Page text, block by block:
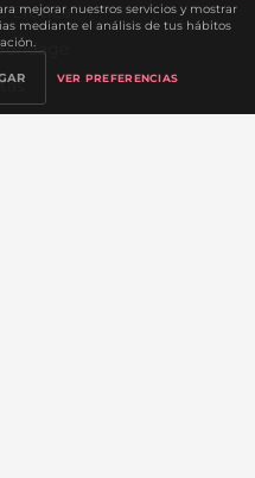
mejorar nuestros servicios y mostrar
mediante el análisis de tus hábitos
VER PREFERENCIAS
Erótica